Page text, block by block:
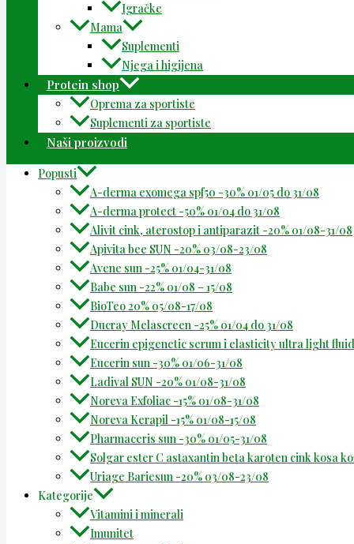
Igračke
Mama
Suplementi
Njega i higijena
Protein shop
Oprema za sportiste
Suplementi za sportiste
Naši proizvodi
Popusti
A-derma exomega spf50 -30% 01/05 do 31/08
A-derma protect -50% 01/04 do 31/08
Alivit cink, aterostop i antiparazit -20% 01/08-31/08
Apivita bee SUN -20% 03/08-23/08
Avene sun -25% 01/04-31/08
Babe sun -22% 01/08 – 15/08
BioTeo 20% 05/08-17/08
Ducray Melascreen -25% 01/04 do 31/08
Eucerin epigenetic serum i elasticity ultra light
Eucerin sun -30% 01/06-31/08
Ladival SUN -20% 01/08-31/08
Noreva Exfoliac -15% 01/08-31/08
Noreva Kerapil -15% 01/08-15/08
Pharmaceris sun -30% 01/05-31/08
Solgar ester C astaxantin beta karoten cink kosa
Uriage Bariesun -20% 03/08-23/08
Kategorije
Vitamini i minerali
Imunitet